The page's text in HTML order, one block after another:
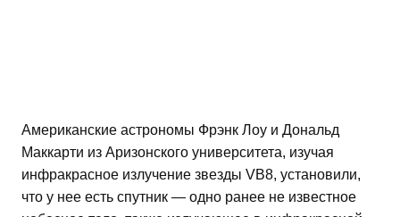
Американские астрономы Фрэнк Лоу и Дональд
Маккарти из Аризонского университета, изучая
инфракрасное излучение звезды VB8, установили,
что у нее есть спутник — одно ранее не известное